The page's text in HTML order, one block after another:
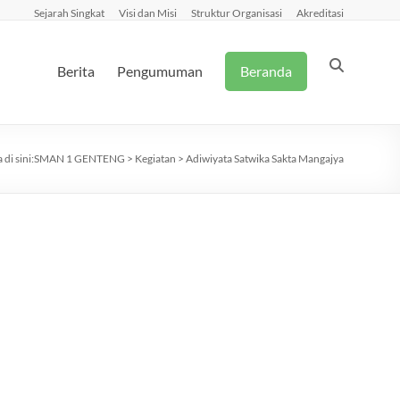
Sejarah Singkat Visi dan Misi Struktur Organisasi Akreditasi
Berita Pengumuman Beranda
di sini:SMAN 1 GENTENG > Kegiatan > Adiwiyata Satwika Sakta Mangajya